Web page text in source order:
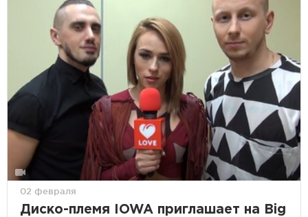
02 февраля
Диско-племя IOWA приглашает на Big